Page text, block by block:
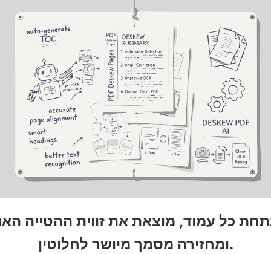
ומחזירה מסמך מיושר לחלוטין.